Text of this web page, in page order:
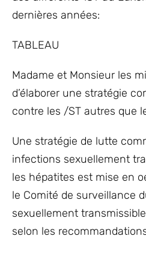
dernières années:
TABLEAU
Madame et Monsieur les
d’élaborer une stratégie
contre les /ST autres que
Une stratégie de lutte
infections sexuellement
les hépatites est mise en
le Comité de surveillance
sexuellement
selon les recommandations